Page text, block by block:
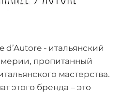
d’Autore - итальянский
пропитанный
мастерства.
этого бренда – это